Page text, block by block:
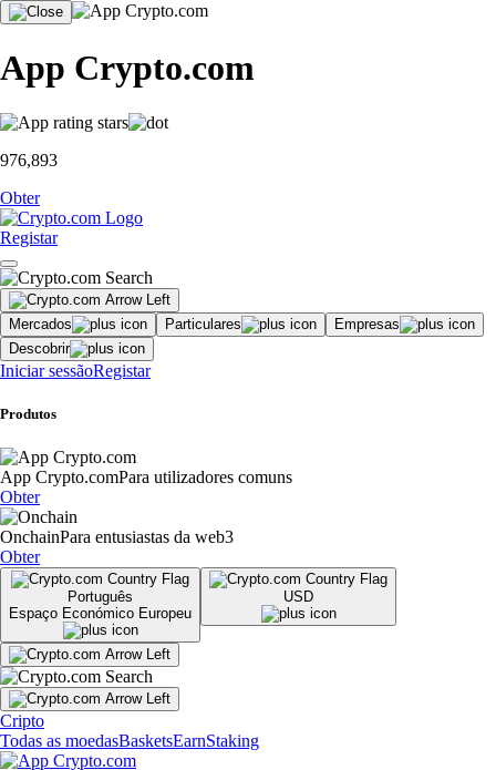
App Crypto.com
976,893
Obter
Registar
Mercados Particulares
Empresas
Descobrir
Iniciar sessãoRegistar
Produtos
App Crypto.comPara utilizadores comuns
Obter
OnchainPara entusiastas da web3
Obter
Português
Espaço Económico Europeu
USD
Cripto
Todas as moedasBasketsEarnStaking